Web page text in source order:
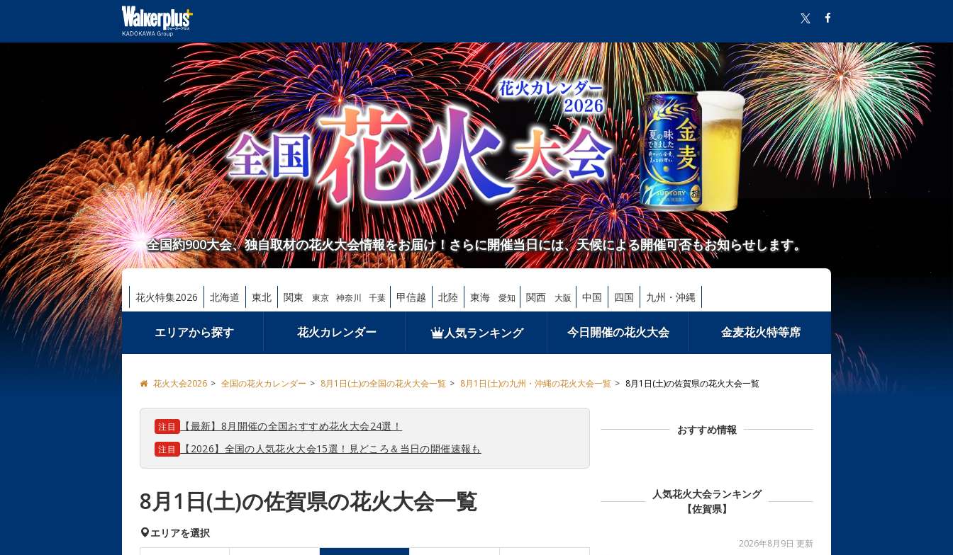
全国約900大会、独自取材の花火大会情報をお届け！さらに開催当日には、天候による開催可否もお知らせします。
花火特集2026 北海道 東北 関東 東京 神奈川 千葉 甲信越 北陸 東海 愛知 関西 大阪 中国 四国 九州・沖縄
エリアから探す 花火カレンダー 人気ランキング 今日開催の花火大会 金麦花火特等席
花火大会2026 全国の花火カレンダー 8月1日(土)の全国の花火大会一覧 8月1日(土)の九州・沖縄の花火大会一覧 8月1日(土)の佐賀県の花火大会一覧
注目 【最新】8月開催の全国おすすめ花火大会24選！
注目 【2026】全国の人気花火大会15選！見どころ＆当日の開催速報も
8月1日(土)の佐賀県の花火大会一覧
エリアを選択
おすすめ情報
人気花火大会ランキング
【佐賀県】
2026年8月9日 更新